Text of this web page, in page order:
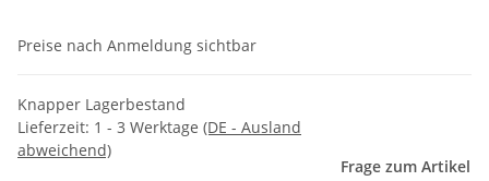
Preise nach Anmeldung sichtbar
Knapper Lagerbestand
Lieferzeit: 1 - 3 Werktage (DE - Ausland
abweichend)
Frage zum Artikel